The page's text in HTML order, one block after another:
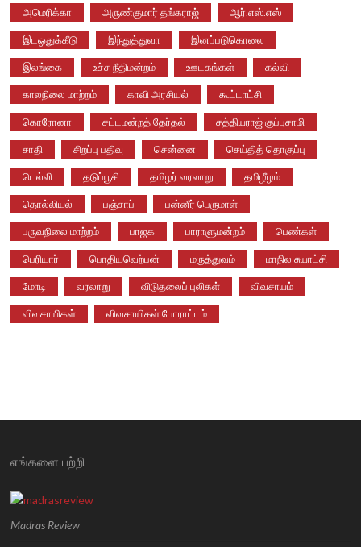
அமெரிக்கா அருண்குமார் தங்கராஜ் ஆர்.எஸ்.எஸ்
இடஒதுக்கீடு இந்துத்துவா இனப்படுகொலை
இலங்கை உச்ச நீதிமன்றம் ஊடகங்கள் கல்வி
காலநிலை மாற்றம் காவி அரசியல் கூட்டாட்சி
கொரோனா சட்டமன்றத் தேர்தல் சத்தியராஜ் குப்புசாமி
சாதி சிறப்பு பதிவு சென்னை செய்தித் தொகுப்பு
டெல்லி தடுப்பூசி தமிழர் வரலாறு தமிழீழம்
தொல்லியல் பஞ்சாப் பன்னீர் பெருமாள்
பருவநிலை மாற்றம் பாஜக பாராளுமன்றம் பெண்கள்
பெரியார் பொதியவெற்பன் மருத்துவம் மாநில சுயாட்சி
மோடி வரலாறு விடுதலைப் புலிகள் விவசாயம்
விவசாயிகள் விவசாயிகள் போராட்டம்
எங்களை பற்றி
Madras Review